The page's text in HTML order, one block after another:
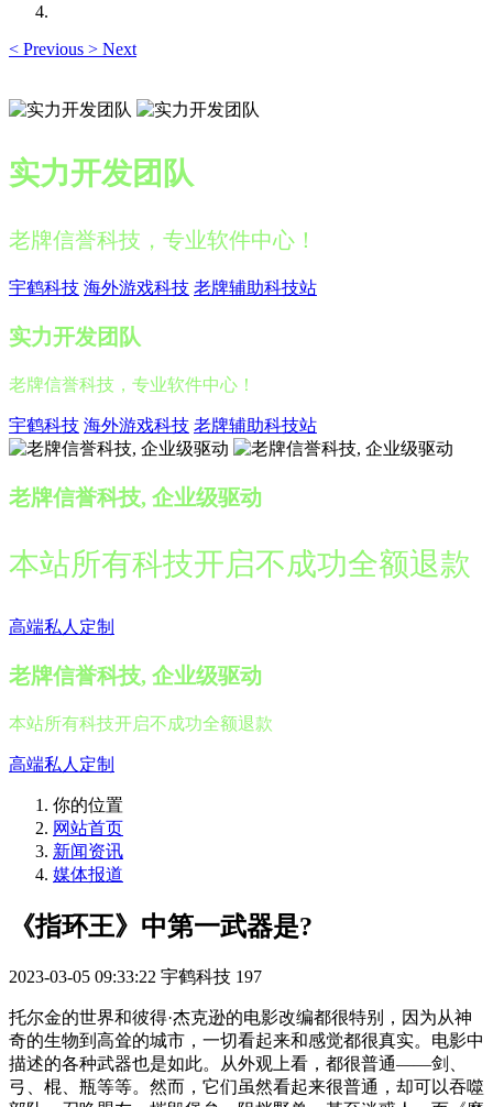
< Previous > Next
实力开发团队
老牌信誉科技，专业软件中心！
宇鹤科技 海外游戏科技 老牌辅助科技站
实力开发团队
老牌信誉科技，专业软件中心！
宇鹤科技 海外游戏科技 老牌辅助科技站
老牌信誉科技, 企业级驱动
本站所有科技开启不成功全额退款
高端私人定制
老牌信誉科技, 企业级驱动
本站所有科技开启不成功全额退款
高端私人定制
你的位置
网站首页
新闻资讯
媒体报道
《指环王》中第一武器是?
2023-03-05 09:33:22 宇鹤科技 197
托尔金的世界和彼得·杰克逊的电影改编都很特别，因为从神
奇的生物到高耸的城市，一切看起来和感觉都很真实。电影中
描述的各种武器也是如此。从外观上看，都很普通——剑、
弓、棍、瓶等等。然而，它们虽然看起来很普通，却可以吞噬